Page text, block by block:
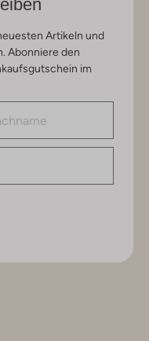
Artikeln und
Abonniere den
im